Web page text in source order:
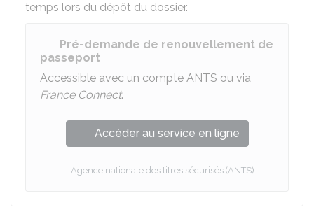
temps lors du dépôt du dossier.
Pré-demande de renouvellement de
passeport
Accessible avec un compte ANTS ou via
France Connect.
Accéder au service en ligne
Agence nationale des titres sécurisés (ANTS)